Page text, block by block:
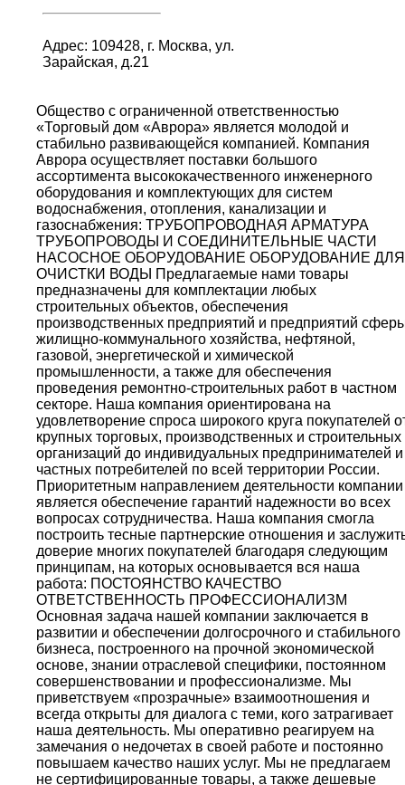
Адрес: 109428, г. Москва, ул.
Зарайская, д.21
Общество с ограниченной ответственностью
«Торговый дом «Аврора» является молодой и
стабильно развивающейся компанией. Компания
Аврора осуществляет поставки большого
ассортимента высококачественного инженерного
оборудования и комплектующих для систем
водоснабжения, отопления, канализации и
газоснабжения: ТРУБОПРОВОДНАЯ АРМАТУРА
ТРУБОПРОВОДЫ И СОЕДИНИТЕЛЬНЫЕ ЧАСТИ
НАСОСНОЕ ОБОРУДОВАНИЕ ОБОРУДОВАНИЕ ДЛЯ
ОЧИСТКИ ВОДЫ Предлагаемые нами товары
предназначены для комплектации любых
строительных объектов, обеспечения
производственных предприятий и предприятий
жилищно-коммунального хозяйства, нефтяной,
газовой, энергетической и химической
промышленности, а также для обеспечения
проведения ремонтно-строительных работ в частном
секторе. Наша компания ориентирована на
удовлетворение спроса широкого круга покупателей
крупных торговых, производственных и строительных
организаций до индивидуальных предпринимателей и
частных потребителей по всей территории России.
Приоритетным направлением деятельности компании
является обеспечение гарантий надежности во всех
вопросах сотрудничества. Наша компания смогла
построить тесные партнерские отношения и
доверие многих покупателей благодаря следующим
принципам, на которых основывается вся наша
работа: ПОСТОЯНСТВО КАЧЕСТВО
ОТВЕТСТВЕННОСТЬ ПРОФЕССИОНАЛИЗМ
Основная задача нашей компании заключается в
развитии и обеспечении долгосрочного и стабильного
бизнеса, построенного на прочной экономической
основе, знании отраслевой специфики, постоянном
совершенствовании и профессионализме. Мы
приветствуем «прозрачные» взаимоотношения и
всегда открыты для диалога с теми, кого затрагивает
наша деятельность. Мы оперативно реагируем на
замечания о недочетах в своей работе и постоянно
повышаем качество наших услуг. Мы не предлагаем
не сертифицированные товары, а также дешевые